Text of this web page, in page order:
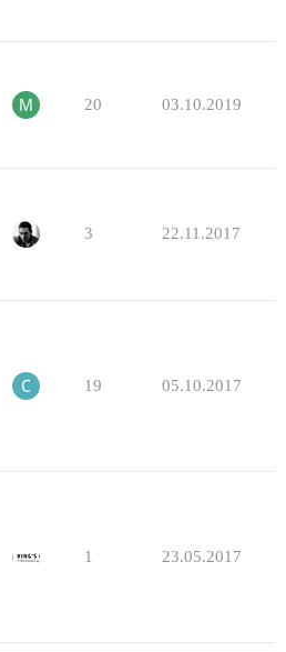
20 03.10.2019
3 22.11.2017
19 05.10.2017
1 23.05.2017